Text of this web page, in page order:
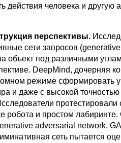
действия человека и другую
перспективы.
сети запросов
объект под различными
DeepMind, дочерняя
режиме сформировать
и даже с высокой
робота и простом
adversarial network,
сеть пытается